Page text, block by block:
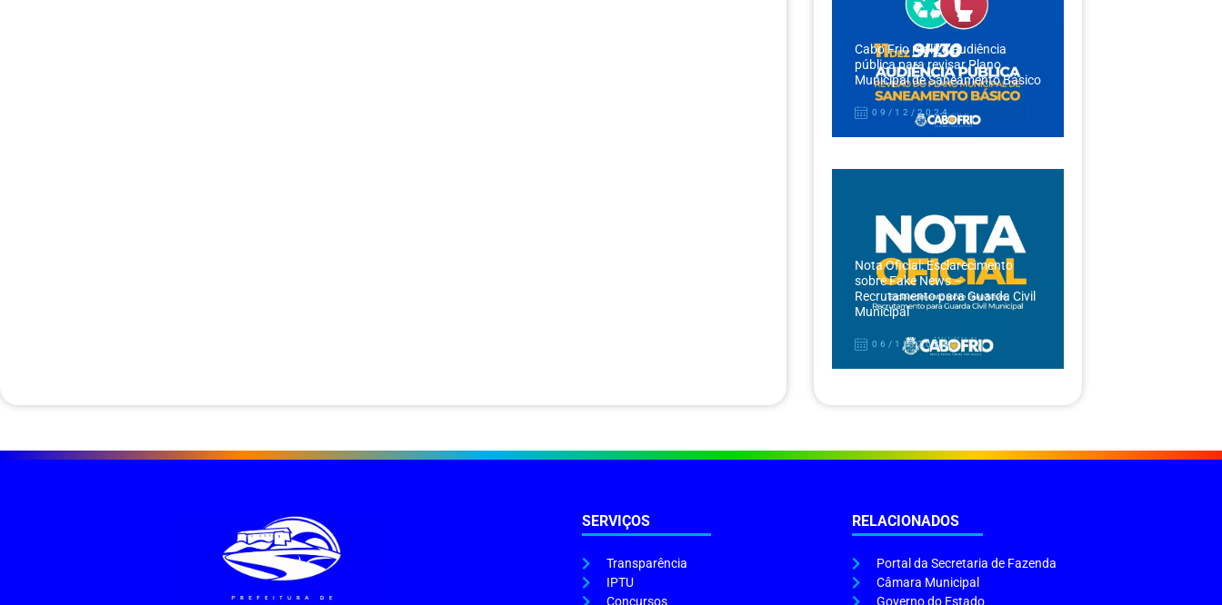
Cabo Frio realiza audiência
pública para revisar Plano
Municipal de Saneamento Básico
09/12/2024
Nota Oficial: Esclarecimento
sobre Fake News –
Recrutamento para Guarda Civil
Municipal
06/12/2024
SERVIÇOS
Transparência
IPTU
Concursos
RELACIONADOS
Portal da Secretaria de Fazenda
Câmara Municipal
Governo do Estado